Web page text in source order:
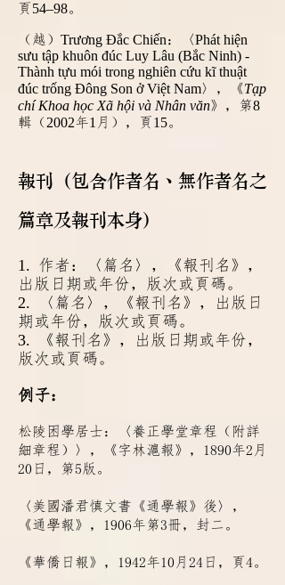
頁54–98。
（越） Trương Đắc Chiến：〈Phát hiện
sưu tập khuôn đúc Luy Lâu (Bắc Ninh) -
Thành tựu mói trong nghiên cứu kĩ thuật
đúc trống Đông Son ở Việt Nam〉，《Tạp
chí Khoa học Xã hội và Nhân văn》，第8
輯（2002年1 月）， 頁15。
報刊（包含作者名、無作者名之
篇章及報刊本身）
1. 作者：〈篇名〉，《報刊名 》，
出版日期或年份，版次或 頁碼。
2. 〈篇名〉，《報刊名 》，出版日
期或年份，版次或 頁碼。
3. 《報刊名 》，出版日期或年份，
版次或 頁碼。
例子：
松陵困學居士：〈養正學堂章程（附詳
細章程）〉，《字林滬報》，1890年2月
20日，第5版。
〈美國潘君慎文書《通學報》後〉，
《通學報》，1906年第3冊，封二。
《華僑日報》，1942年10月24日，頁4。